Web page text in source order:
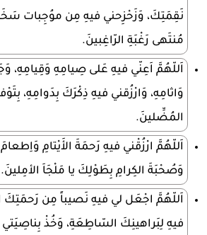
نَقِمَتِكَ، وَزَحْزِحني فيهِ مِن موُجِبات
مُنتَهى رَغْبَةِ الرّاغِبينَ.
اَللّهُمَّ اَعِنّي فيهِ عَلى صِيامِهِ وَقِيامِهِ،
وَاثامِهِ، وَارْزُقني فيهِ ذِكْرَكَ بِدَوامِهِ،
المُضِّلينَ.
اَللّهُمَّ ارْزُقْني فيهِ رَحمَةَ الأَيْتامِ
وَصُحْبَةَ الكِرامِ بِطَوْلِكَ يا مَلْجَاَ الأمِلينَ.
اَللّهُمَّ اجْعَل لي فيهِ نَصيباً مِن رَحمَتِكَ
فيهِ لِبَراهينِكَ السّاطِعَةِ، وَخُذْ